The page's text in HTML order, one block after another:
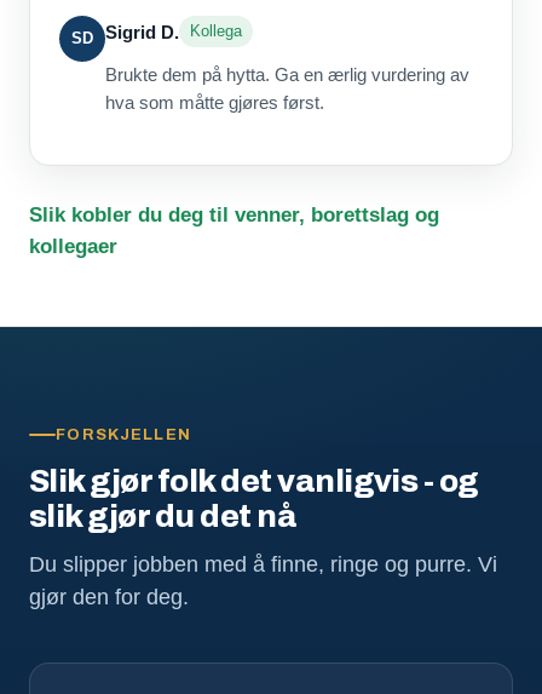
SD Sigrid D. Kollega
Brukte dem på hytta. Ga en ærlig vurdering av
hva som måtte gjøres først.
Slik kobler du deg til venner, borettslag og
kollegaer
FORSKJELLEN
Slik gjør folk det vanligvis - og
slik gjør du det nå
Du slipper jobben med å finne, ringe og purre. Vi
gjør den for deg.